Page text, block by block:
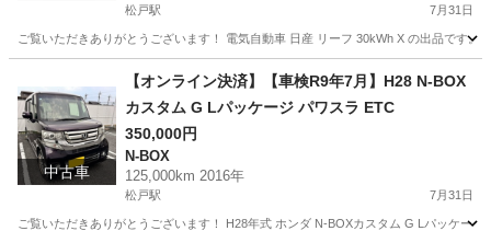
松戸駅 7月31日
ご覧いただきありがとうございます！ 電気自動車 日産 リーフ 30kWh X の出品です
松戸駅 リーフ 電気自動車
中古車
【オンライン決済】【車検R9年7月】H28 N-BOX
カスタム G Lパッケージ パワスラ ETC
350,000円
N-BOX
125,000km 2016年
松戸駅 7月31日
ご覧いただきありがとうございます！ H28年式 ホンダ N-BOXカスタム G Lパッケー